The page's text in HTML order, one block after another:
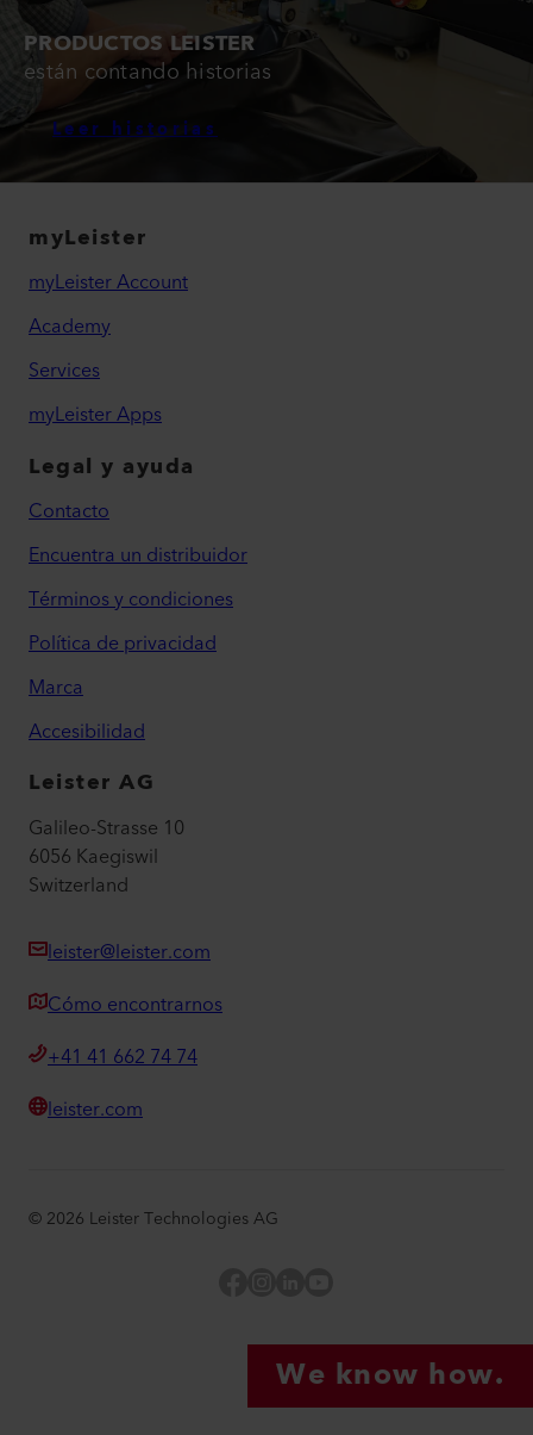
PRODUCTOS LEISTER
están contando historias
Leer historias
myLeister
myLeister Account
Academy
Services
myLeister Apps
Legal y ayuda
Contacto
Encuentra un distribuidor
Términos y condiciones
Política de privacidad
Marca
Accesibilidad
Leister AG
Galileo-Strasse 10
6056 Kaegiswil
Switzerland
leister@leister.com
Cómo encontrarnos
+41 41 662 74 74
leister.com
© 2026 Leister Technologies AG
We know how.